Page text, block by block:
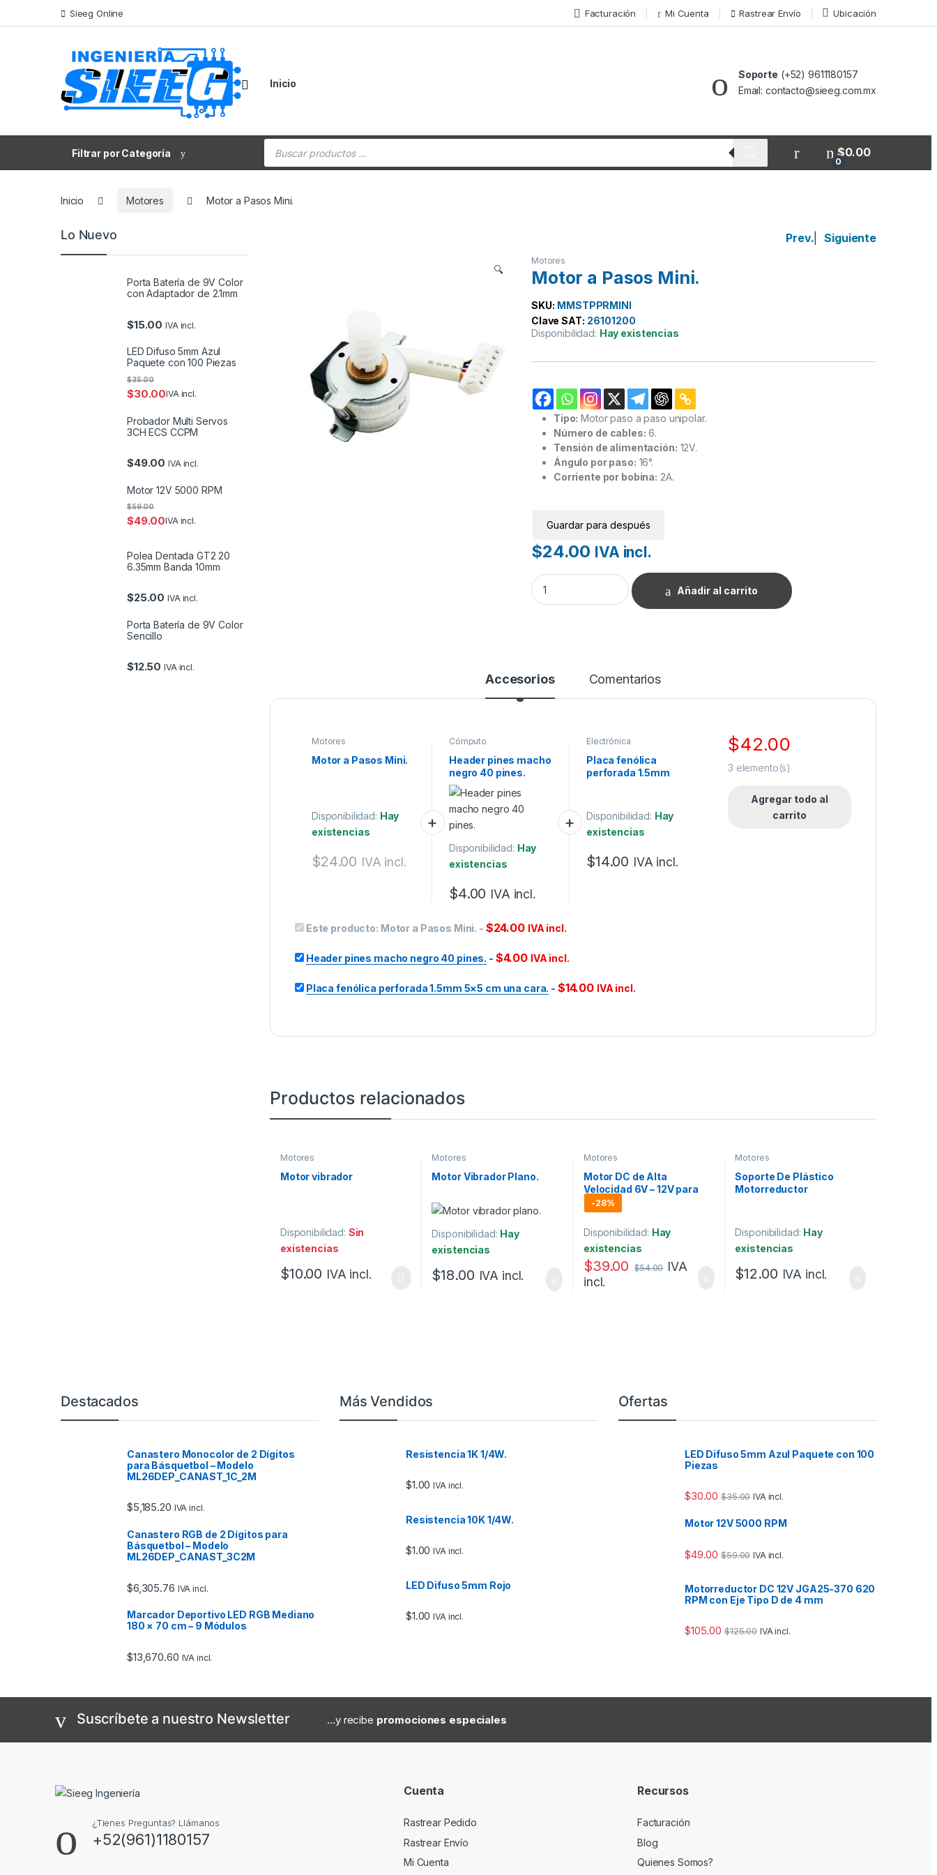
Sieeg Online Facturación Mi Cuenta Rastrear Envío Ubicación
Inicio
Soporte (+52) 9611180157
Email: contacto@sieeg.com.mx
Filtrar por Categoría
Búsqueda de productos
0
$0.00
Inicio Motores Motor a Pasos Mini.
Prev. Siguiente
🔍
Motores
Motor a Pasos Mini.
SKU: MMSTPPRMINI
Clave SAT: 26101200
Disponibilidad: Hay existencias
Tipo: Motor paso a paso unipolar.
Número de cables: 6.
Tensión de alimentación: 12V.
Ángulo por paso: 16°.
Corriente por bobina: 2A.
Guardar para después
$24.00 IVA incl.
Motor a Pasos Mini. cantidad
Añadir al carrito
Accesorios Comentarios
Motores
Motor a Pasos Mini.
Disponibilidad: Hay
existencias
$24.00 IVA incl.
Cómputo
Header pines macho
negro 40 pines.
Disponibilidad: Hay
existencias
$4.00 IVA incl.
Electrónica
Placa fenólica
perforada 1.5mm
Disponibilidad: Hay
existencias
$14.00 IVA incl.
Este producto: Motor a Pasos Mini. - $24.00 IVA incl.
Header pines macho negro 40 pines. - $4.00 IVA incl.
Placa fenólica perforada 1.5mm 5×5 cm una cara. - $14.00 IVA incl.
$42.00
3 elemento(s)
Agregar todo al
carrito
Productos relacionados
Motores
Motor vibrador
Disponibilidad: Sin
existencias
$10.00 IVA incl.
Motores
Motor Vibrador Plano.
Disponibilidad: Hay
existencias
$18.00 IVA incl.
Motores
Motor DC de Alta
Velocidad 6V – 12V para
Proyectos Electrónicos y
Robótica
-28%
Disponibilidad: Hay
existencias
$39.00 $54.00 IVA
incl.
Motores
Soporte De Plástico
Motorreductor
Disponibilidad: Hay
existencias
$12.00 IVA incl.
Lo Nuevo
Porta Batería de 9V Color
con Adaptador de 2.1mm
$15.00 IVA incl.
LED Difuso 5mm Azul
Paquete con 100 Piezas
$30.00
$35.00
IVA incl.
Probador Multi Servos
3CH ECS CCPM
$49.00 IVA incl.
Motor 12V 5000 RPM
$49.00
$59.00
IVA incl.
Polea Dentada GT2 20
6.35mm Banda 10mm
$25.00 IVA incl.
Porta Batería de 9V Color
Sencillo
$12.50 IVA incl.
Marcas De Carrusel
Destacados
Canastero Monocolor de 2 Dígitos
para Básquetbol – Modelo
ML26DEP_CANAST_1C_2M
$5,185.20 IVA incl.
Canastero RGB de 2 Dígitos para
Básquetbol – Modelo
ML26DEP_CANAST_3C2M
$6,305.76 IVA incl.
Marcador Deportivo LED RGB Mediano
180 × 70 cm – 9 Módulos
$13,670.60 IVA incl.
Más Vendidos
Resistencia 1K 1/4W.
$1.00 IVA incl.
Resistencia 10K 1/4W.
$1.00 IVA incl.
LED Difuso 5mm Rojo
$1.00 IVA incl.
Ofertas
LED Difuso 5mm Azul Paquete con 100
Piezas
$30.00 $35.00 IVA incl.
Motor 12V 5000 RPM
$49.00 $59.00 IVA incl.
Motorreductor DC 12V JGA25-370 620
RPM con Eje Tipo D de 4 mm
$105.00 $125.00 IVA incl.
Suscríbete a nuestro Newsletter ...y recibe promociones especiales
¿Tienes Preguntas? Llámanos
+52(961)1180157
Cuenta
Rastrear Pedido
Rastrear Envío
Mi Cuenta
Recursos
Facturación
Blog
Quienes Somos?